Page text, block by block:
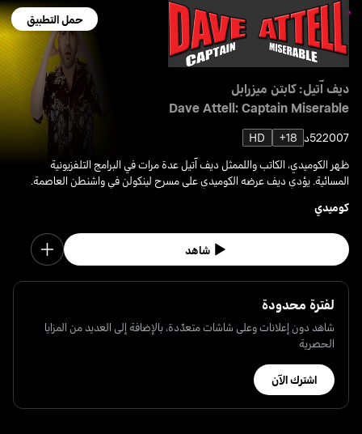
حمل التطبيق
ديف آتيل: كابتن ميزرابل
Dave Attell: Captain Miserable
200752د 18+
HD
ظهر الكوميدي، الكاتب واللممثل ديف آتيل عدة مرات في البرامج التلفزيونية
المسائية. يؤدي ديف عرضه الكوميدي على مسرح لينكولن في واشنطن العاصمة.
كوميدي
شاهد
لفترة محدودة
شاهد دون إعلانات وعلى شاشات متعدّدة، بالإضافة إلى العديد من المزايا
الحصرية
اشترك الآن